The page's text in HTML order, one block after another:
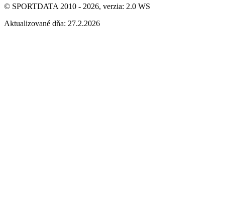
© SPORTDATA 2010 - 2026, verzia: 2.0 WS
Aktualizované dňa: 27.2.2026